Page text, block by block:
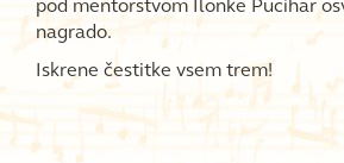
pod mentorstvom Ilonke Pucihar
nagrado.
Iskrene čestitke vsem trem!